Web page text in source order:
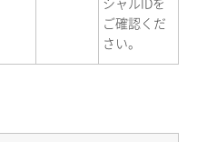
ご確認くだ
さい。